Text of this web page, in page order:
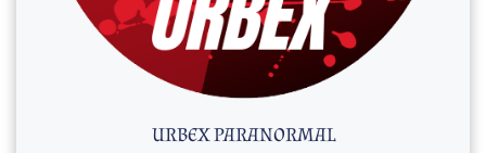
URBEX PARANORMAL